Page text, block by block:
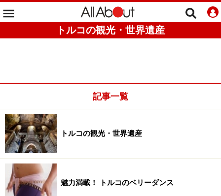
トルコの観光・世界遺産
記事一覧
トルコの観光・世界遺産
魅力満載！ トルコのベリーダンス